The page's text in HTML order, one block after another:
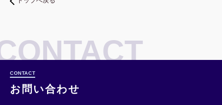
CONTACT
お問い合わせ